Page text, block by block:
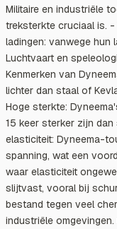
Militaire en industriële
treksterkte cruciaal is. -
ladingen: vanwege hun
Luchtvaart en
Kenmerken van
lichter dan staal of
Hoge sterkte:
15 keer sterker zijn
elasticiteit: Dyneema-
spanning, wat een
waar elasticiteit
slijtvast, vooral bij
bestand tegen veel
industriële